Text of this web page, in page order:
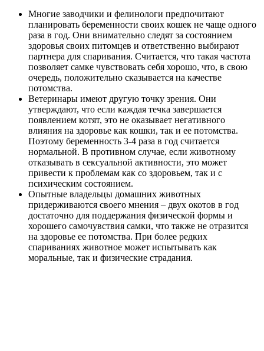
Многие заводчики и фелинологи предпочитают
планировать беременности своих кошек не чаще одного
раза в год. Они внимательно следят за состоянием
здоровья своих питомцев и ответственно выбирают
партнера для спаривания. Считается, что такая частота
позволяет самке чувствовать себя хорошо, что, в свою
очередь, положительно сказывается на качестве
потомства.
Ветеринары имеют другую точку зрения. Они
утверждают, что если каждая течка завершается
появлением котят, это не оказывает негативного
влияния на здоровье как кошки, так и ее потомства.
Поэтому беременность 3-4 раза в год считается
нормальной. В противном случае, если животному
отказывать в сексуальной активности, это может
привести к проблемам как со здоровьем, так и с
психическим состоянием.
Опытные владельцы домашних животных
придерживаются своего мнения – двух окотов в год
достаточно для поддержания физической формы и
хорошего самочувствия самки, что также не отразится
на здоровье ее потомства. При более редких
спариваниях животное может испытывать как
моральные, так и физические страдания.